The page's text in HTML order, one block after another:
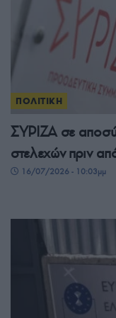
ΠΟΛΙΤΙΚΗ
ΣΥΡΙΖΑ σε
στελεχών πριν
16/07/2026 - 10:03μμ